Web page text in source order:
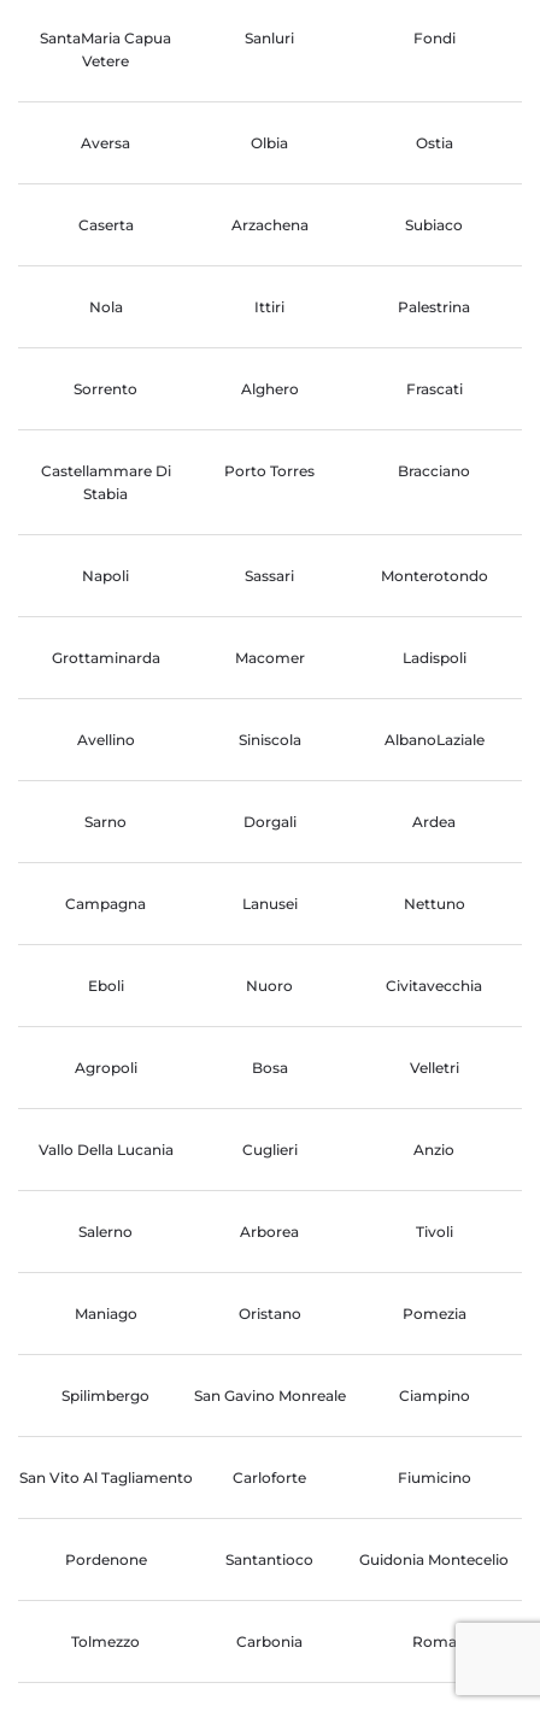
SantaMaria Capua
Vetere
Sanluri Fondi
Aversa Olbia Ostia
Caserta Arzachena Subiaco
Nola Ittiri Palestrina
Sorrento Alghero Frascati
Castellammare Di
Stabia
Porto Torres Bracciano
Napoli Sassari Monterotondo
Grottaminarda Macomer Ladispoli
Avellino Siniscola AlbanoLaziale
Sarno Dorgali Ardea
Campagna Lanusei Nettuno
Eboli Nuoro Civitavecchia
Agropoli Bosa Velletri
Vallo Della Lucania Cuglieri Anzio
Salerno Arborea Tivoli
Maniago Oristano Pomezia
Spilimbergo San Gavino Monreale Ciampino
San Vito Al Tagliamento Carloforte Fiumicino
Pordenone Santantioco Guidonia Montecelio
Tolmezzo Carbonia Roma